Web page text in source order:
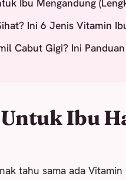
Ibu Mengandung
Ini 6 Jenis Vitamin
Cabut Gigi? Ini
Ibu
tahu sama ada